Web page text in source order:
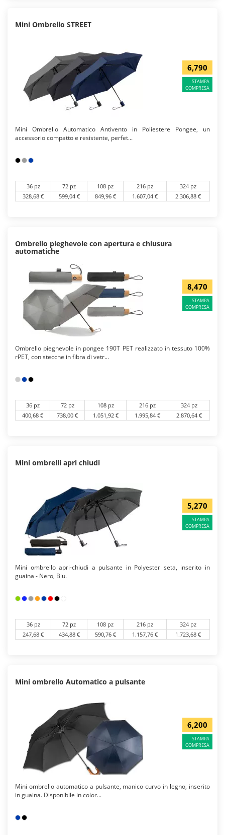
Mini Ombrello STREET
6,790
STAMPA
COMPRESA
Mini Ombrello Automatico Antivento in Poliestere Pongee, un
accessorio compatto e resistente, perfet...
36 pz 72 pz 108 pz 216 pz
324 pz
328,68 €
599,04 € 849,96 € 1.607,04 € 2.306,88 €
Ombrello pieghevole con apertura e chiusura
automatiche
8,470
STAMPA
COMPRESA
Ombrello pieghevole in pongee 190T PET realizzato in tessuto 100%
rPET, con stecche in fibra di vetr...
36 pz 72 pz 108 pz 216 pz
324 pz
400,68 €
738,00 € 1.051,92 € 1.995,84 € 2.870,64 €
Mini ombrelli apri chiudi
5,270
STAMPA
COMPRESA
Mini ombrello apri-chiudi a pulsante in Polyester seta, inserito in
guaina - Nero, Blu.
36 pz 72 pz 108 pz 216 pz
324 pz
247,68 €
434,88 € 590,76 € 1.157,76 € 1.723,68 €
Mini ombrello Automatico a pulsante
6,200
STAMPA
COMPRESA
Mini ombrello automatico a pulsante, manico curvo in legno, inserito
in guaina. Disponibile in color...